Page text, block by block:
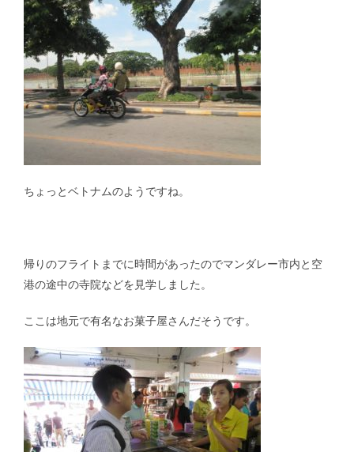
ちょっとベトナムのようですね。
帰りのフライトまでに時間があったのでマンダレー市内と空
港の途中の寺院などを見学しました。
ここは地元で有名なお菓子屋さんだそうです。